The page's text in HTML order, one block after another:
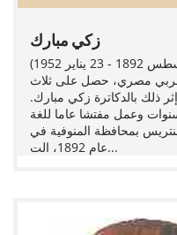
زكي مبارك
محمد زكي عبد السلام مبارك (5 أغسطس 1892 - 23 يناير 1952)
مصري، حصل على ثلاث
ذلك بالدكاترة زكي مبارك.
وعمل مفتشا عاما للغة
بمحافظة المنوفية في
عام 1892، الت...